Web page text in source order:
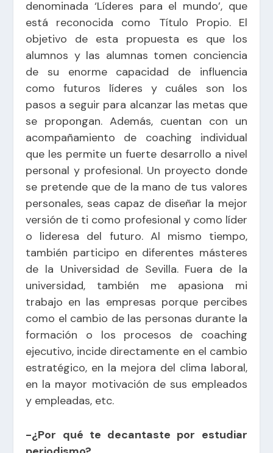
denominada ‘Líderes para el mundo’, que
está reconocida como Título Propio. El
objetivo de esta propuesta es que los
alumnos y las alumnas tomen conciencia
de su enorme capacidad de influencia
como futuros líderes y cuáles son los
pasos a seguir para alcanzar las metas que
se propongan. Además, cuentan con un
acompañamiento de coaching individual
que les permite un fuerte desarrollo a nivel
personal y profesional. Un proyecto donde
se pretende que de la mano de tus valores
personales, seas capaz de diseñar la mejor
versión de ti como profesional y como líder
o lideresa del futuro. Al mismo tiempo,
también participo en diferentes másteres
de la Universidad de Sevilla. Fuera de la
universidad, también me apasiona mi
trabajo en las empresas porque percibes
como el cambio de las personas durante la
formación o los procesos de coaching
ejecutivo, incide directamente en el cambio
estratégico, en la mejora del clima laboral,
en la mayor motivación de sus empleados
y empleadas, etc.
-¿Por qué te decantaste por estudiar